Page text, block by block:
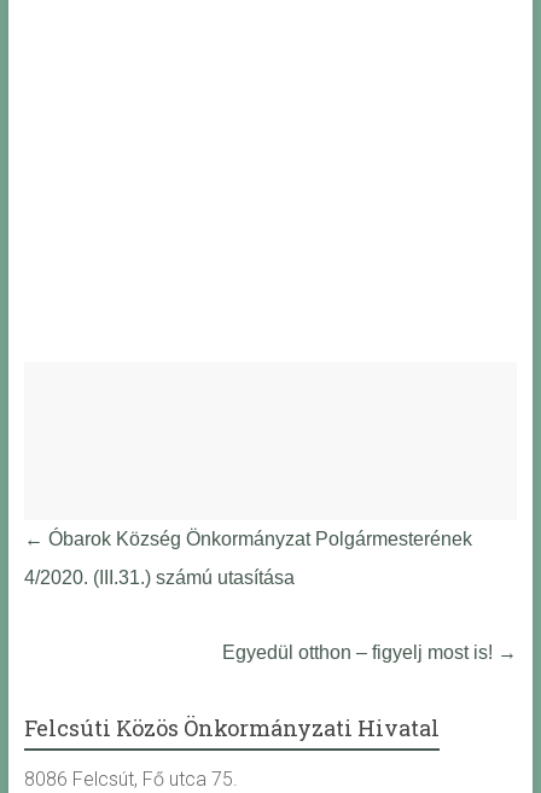
← Óbarok Község Önkormányzat Polgármesterének
4/2020. (III.31.) számú utasítása
Egyedül otthon – figyelj most is! →
Felcsúti Közös Önkormányzati Hivatal
8086 Felcsút, Fő utca 75.